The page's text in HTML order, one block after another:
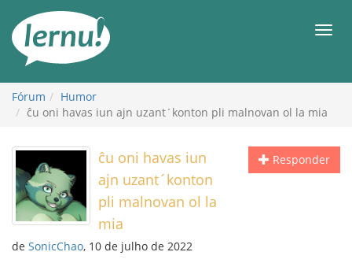
conteúdo
Fórum
Humor
ĉu oni havas iun ajn uzant´konton pli malnovan ol la mia
Responder
ĉu oni havas iun
ajn uzant´konton
pli malnovan ol la
mia
de SonicChao, 10 de julho de 2022